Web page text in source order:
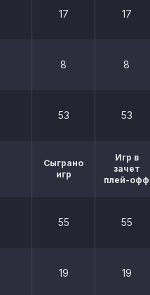
17 17
8 8
53 53
Сыграно
игр
Игр в
зачет
плей-офф
55 55
19 19